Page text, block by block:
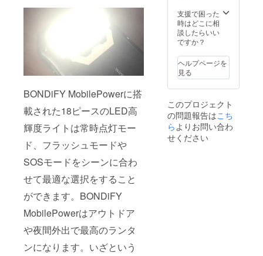
BONDiFY MobilePowerに搭
載された18ピースのLED高
輝度ライトは常時点灯モー
ド、フラッシュモードや
SOSモードをシーンに合わ
せて最適な選択をすること
ができます。BONDiFY
MobilePowerはアウトドア
や夜間外出で最高のランタ
ンになります。いざという
2020年
3月中 ※
送料無
料
語マ
ニュア
ル × ２
・
SBケー
ブル ×
２ ・ス
トラッ
ト × ２
・製品
保証書
× ２ 製
品保
支援で困った
時はどこに相
談したらいい
ですか？
ヘルプページを
見る
このプロジェクト
の問題報告はこち
ら よりお問い合わ
せください